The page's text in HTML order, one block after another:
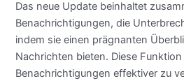
Das neue Update beinhaltet
Benachrichtigungen, die
indem sie einen prägnanten
Nachrichten bieten. Diese
Benachrichtigungen effektiver zu